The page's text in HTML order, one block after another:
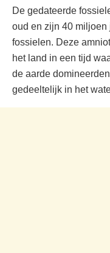
De gedateerde
oud en zijn 40 miljoen
fossielen. Deze
het land in een tijd
de aarde
gedeeltelijk in het